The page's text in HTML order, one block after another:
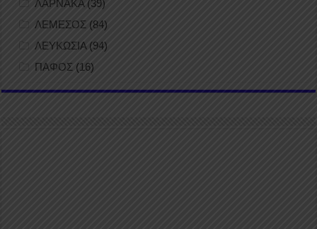
ΛΑΡΝΑΚΑ(39)
ΛΕΜΕΣΟΣ (84)
ΛΕΥΚΩΣΙΑ(94)
ΠΑΦΟΣ (16)